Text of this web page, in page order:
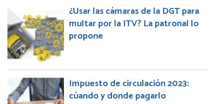
¿Usar las cámaras de la DGT para
multar por la ITV? La patronal lo
propone
Impuesto de circulación 2023:
cúando y donde pagarlo